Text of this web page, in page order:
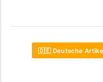
🇩🇪 Deutsche